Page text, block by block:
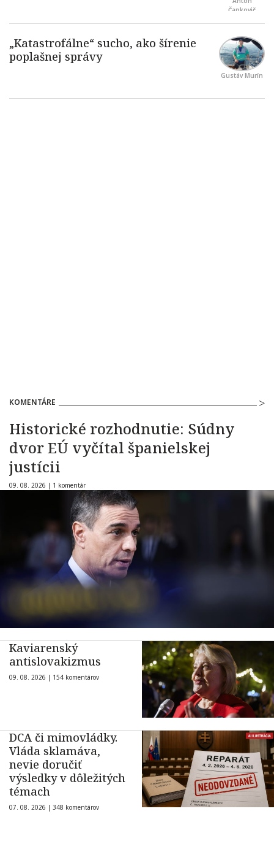
Čapkovič
Gustáv Murín
KOMENTÁRE
Historické rozhodnutie: Súdny
dvor EÚ vyčítal španielskej
justícii
09. 08. 2026 | 1 komentár
Kaviarenský
antislovakizmus
09. 08. 2026 | 154 komentárov
DCA či mimovládky.
Vláda sklamáva,
nevie doručiť
výsledky v dôležitých
témach
07. 08. 2026 | 348 komentárov